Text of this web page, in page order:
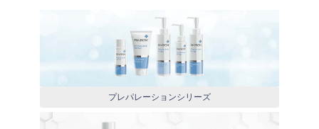
プレパレーションシリーズ